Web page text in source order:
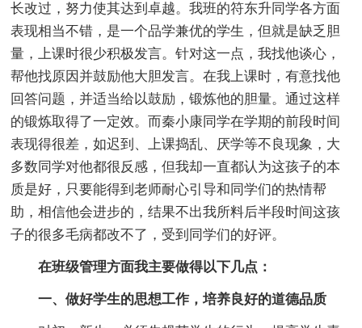
长改过，努力使其达到卓越。我班的符东升同学各方面
表现相当不错，是一个品学兼优的学生，但就是缺乏胆
量，上课时很少积极发言。针对这一点，我找他谈心，
帮他找原因并鼓励他大胆发言。在我上课时，有意找他
回答问题，并适当给以鼓励，锻炼他的胆量。通过这样
的锻炼取得了一定效。而秦小康同学在学期的前段时间
表现得很差，如迟到、上课捣乱、厌学等不良现象，大
多数同学对他都很反感，但我却一直都认为这孩子的本
质是好，只要能得到老师耐心引导和同学们的热情帮
助，相信他会进步的，结果不出我所料后半段时间这孩
子的很多毛病都改不了，受到同学们的好评。
在班级管理方面我主要做得以下几点：
一、做好学生的思想工作，培养良好的道德品质